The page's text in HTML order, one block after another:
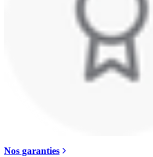
Nos garanties